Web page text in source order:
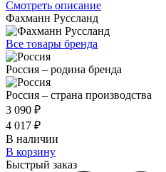
Смотреть описание
Фахманн Руссланд
Все товары бренда
Россия – родина бренда
Россия – страна производства
3 090 ₽
4 017 ₽
В наличии
В корзину
Быстрый заказ